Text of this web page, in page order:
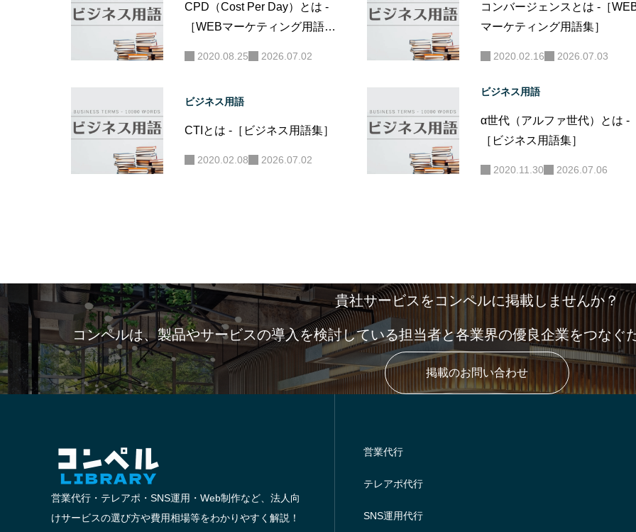
CPD（Cost Per Day）とは -
［WEBマーケティング用語
2020.08.25 2026.07.02
コンバージェンスとは -［
マーケティング用語集］
2020.02.16 2026.07.03
ビジネス用語
CTIとは -［ビジネス用語集］
2020.02.08 2026.07.02
ビジネス用語
α世代（アルファ世代）とは -
［ビジネス用語集］
2020.11.30 2026.07.06
貴社サービスをコンペルに掲載しませんか？
コンペルは、製品やサービスの導入を検討している担当者と各業界の優良企業をつなぐ
掲載のお問い合わせ
営業代行・テレアポ・SNS運用・Web制作など、法人向
けサービスの選び方や費用相場等をわかりやすく解説！
営業代行
テレアポ代行
SNS運用代行